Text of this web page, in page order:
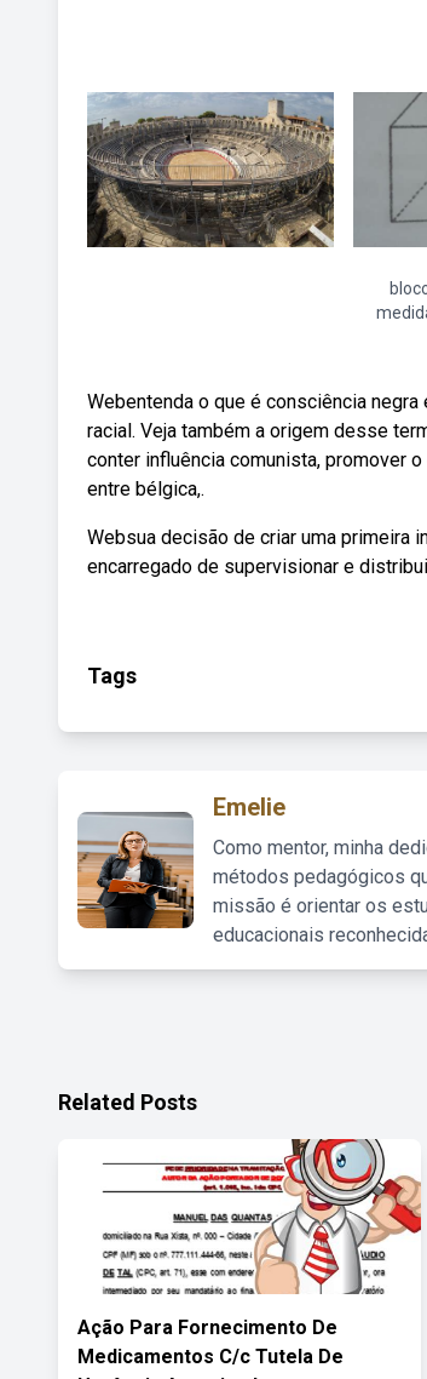
Webentenda o que é consciência
racial. Veja também a origem desse
conter influência comunista, promover
entre bélgica,.
Websua decisão de criar uma primeira
encarregado de supervisionar e
Tags
Emelie
Como mentor, minha
métodos pedagógicos
missão é orientar os
educacionais
Related Posts
Ação Para Fornecimento De
Medicamentos C/c Tutela De